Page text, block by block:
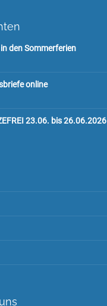
den Sommerferien
online
23.06. bis 26.06.2026